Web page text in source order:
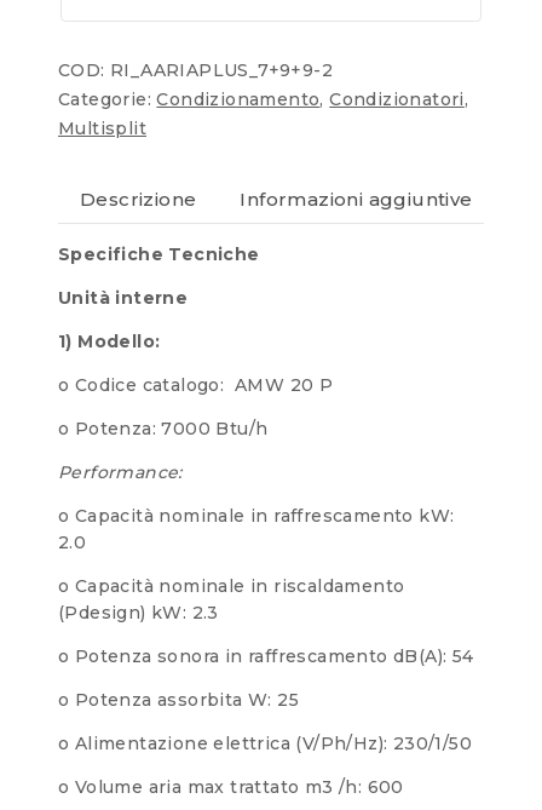
COD: RI_AARIAPLUS_7+9+9-2
Categorie:Condizionamento,Condizionatori,
Multisplit
Descrizione Informazioni aggiuntive
Specifiche Tecniche
Unità interne
1) Modello:
o Codice catalogo: AMW 20 P
o Potenza: 7000 Btu/h
Performance:
o Capacità nominale in raffrescamento kW:
2.0
o Capacità nominale in riscaldamento
(Pdesign) kW: 2.3
o Potenza sonora in raffrescamento dB(A): 54
o Potenza assorbita W: 25
o Alimentazione elettrica (V/Ph/Hz): 230/1/50
o Volume aria max trattato m3 /h: 600